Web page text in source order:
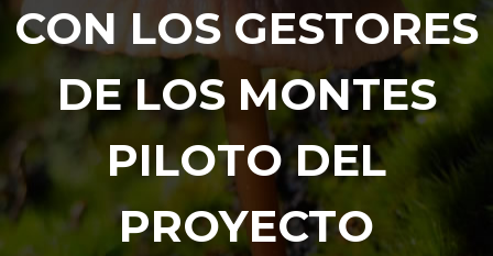
CON LOS GESTORES
DE LOS MONTES
PILOTO DEL
PROYECTO